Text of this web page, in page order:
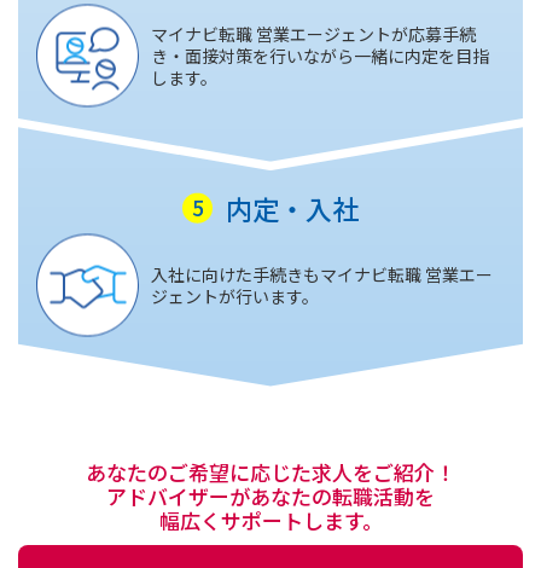
マイナビ転職 営業エージェントが応募手続
き・面接対策を行いながら一緒に内定を目指
します。
内定・入社
入社に向けた手続きもマイナビ転職 営業エー
ジェントが行います。
あなたのご希望に応じた求人をご紹介！
アドバイザーがあなたの転職活動を
幅広くサポートします。